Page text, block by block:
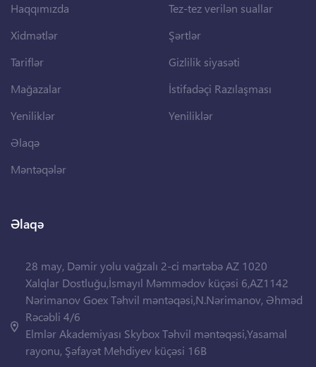
Haqqımızda
Xidmətlər
Tariflər
Mağazalar
Yeniliklər
Əlaqə
Məntəqələr
Tez-tez verilən suallar
Şərtlər
Gizlilik siyasəti
İstifadəçi Razılaşması
Yeniliklər
Əlaqə
28 may, Dəmir yolu vağzalı 2-ci mərtəbə AZ 1020
Xalqlar Dostluğu,İsmayıl Məmmədov küçəsi 6,AZ1142
Nərimanov Goex Təhvil məntəqəsi,N.Nərimanov, Əhməd
Rəcəbli 4/6
Elmlər Akademiyası Skybox Təhvil məntəqəsi,Yasamal
rayonu, Şəfayət Mehdiyev küçəsi 16B